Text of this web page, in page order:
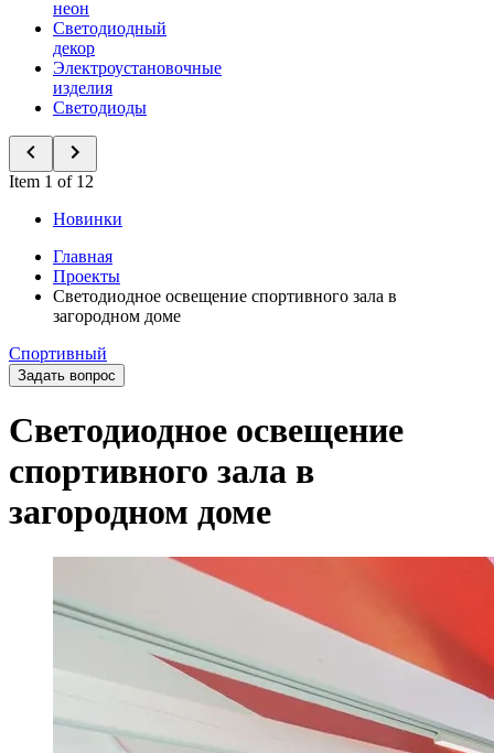
неон
Светодиодный
декор
Электроустановочные
изделия
Светодиоды
Item 1 of 12
Новинки
Главная
Проекты
Светодиодное освещение спортивного зала в
загородном доме
Спортивный
Задать вопрос
Светодиодное освещение
спортивного зала в
загородном доме